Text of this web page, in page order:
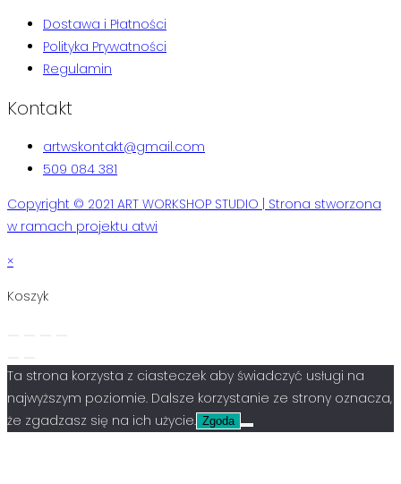
Dostawa i Płatności
Polityka Prywatności
Regulamin
Kontakt
artwskontakt@gmail.com
509 084 381
Copyright © 2021 ART WORKSHOP STUDIO | Strona stworzona
w ramach projektu atwi
×
Koszyk
Ta strona korzysta z ciasteczek aby świadczyć usługi na
najwyższym poziomie. Dalsze korzystanie ze strony oznacza,
że zgadzasz się na ich użycie. Zgoda